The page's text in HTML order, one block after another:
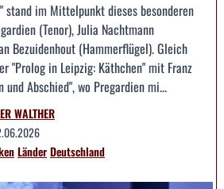
stand im Mittelpunkt dieses besonderen
(Tenor), Julia Nachtmann
Bezuidenhout (Hammerflügel). Gleich
"Prolog in Leipzig: Käthchen" mit Franz
Abschied", wo Pregardien mi...
WALTHER
LänderDeutschland